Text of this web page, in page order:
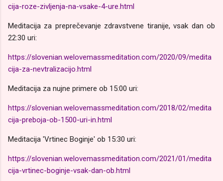
cija-roze-zivljenja-na-vsake-4-ure.html
Meditacija za preprečevanje zdravstvene tiranije, vsak dan ob
22:30 uri:
https://slovenian.welovemassmeditation.com/2020/09/medita
cija-za-nevtralizacijo.html
Meditacija za nujne primere ob 15:00 uri:
https://slovenian.welovemassmeditation.com/2018/02/medita
cija-preboja-ob-1500-uri-in.html
Meditacija 'Vrtinec Boginje' ob 15:30 uri:
https://slovenian.welovemassmeditation.com/2021/01/medita
cija-vrtinec-boginje-vsak-dan-ob.html